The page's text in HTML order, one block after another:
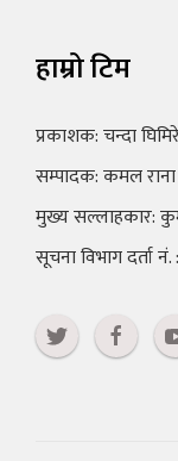
हाम्रो टिम
प्रकाशक: चन्दा
सम्पादक: कमल राना
मुख्य सल्लाहकार:
सूचना विभाग दर्ता